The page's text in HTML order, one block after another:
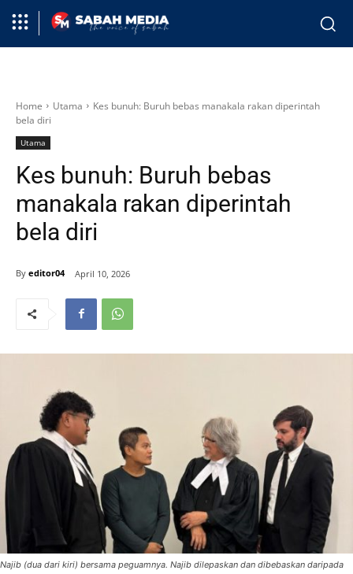
Home Utama
Kes bunuh: Buruh bebas manakala rakan diperintah
bela diri
Utama
Kes bunuh: Buruh bebas
manakala rakan diperintah
bela diri
By editor04 April 10, 2026
Najib (dua dari kiri) bersama peguamnya. Najib dilepaskan dan dibebaskan daripada